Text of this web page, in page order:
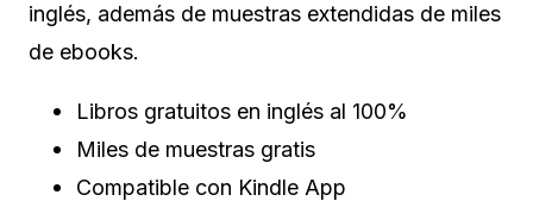
inglés, además de muestras extendidas de miles
de ebooks.
Libros gratuitos en inglés al 100%
Miles de muestras gratis
Compatible con Kindle App